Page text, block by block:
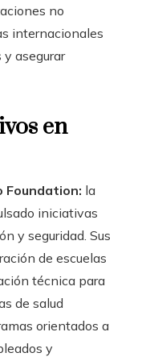
no
internacionales
asegurar
en
Foundation: la
iniciativas
y seguridad. Sus
de escuelas
técnica para
de salud
orientados a
y